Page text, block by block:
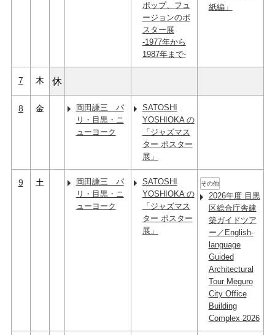
ポップ、フュ
ージョンのポ
スター展
-1977年から
1987年まで-
紙編」
7 木 休
8 金
岡田謙三 パ
リ・目黒・ニ
ューヨーク
SATOSHI
YOSHIOKA の
「ジャズマス
ター ポスター
展」
9 土
岡田謙三 パ
リ・目黒・ニ
ューヨーク
SATOSHI
YOSHIOKA の
「ジャズマス
ター ポスター
展」
その他
2026年度 目黒
区総合庁舎建
築ガイドツア
ー／English-
language
Guided
Architectural
Tour Meguro
City Office
Building
Complex 2026